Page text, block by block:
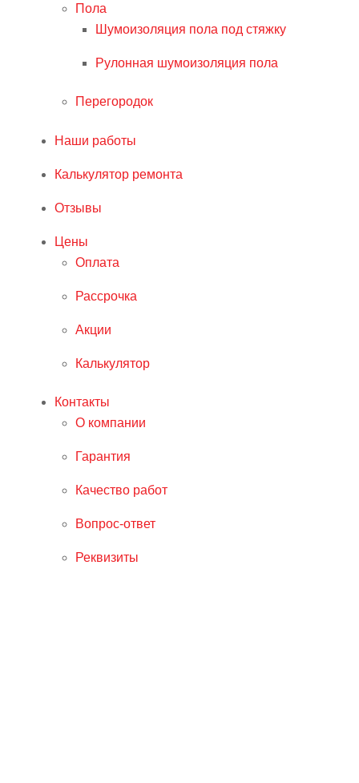
Пола
Шумоизоляция пола под стяжку
Рулонная шумоизоляция пола
Перегородок
Наши работы
Калькулятор ремонта
Отзывы
Цены
Оплата
Рассрочка
Акции
Калькулятор
Контакты
О компании
Гарантия
Качество работ
Вопрос-ответ
Реквизиты